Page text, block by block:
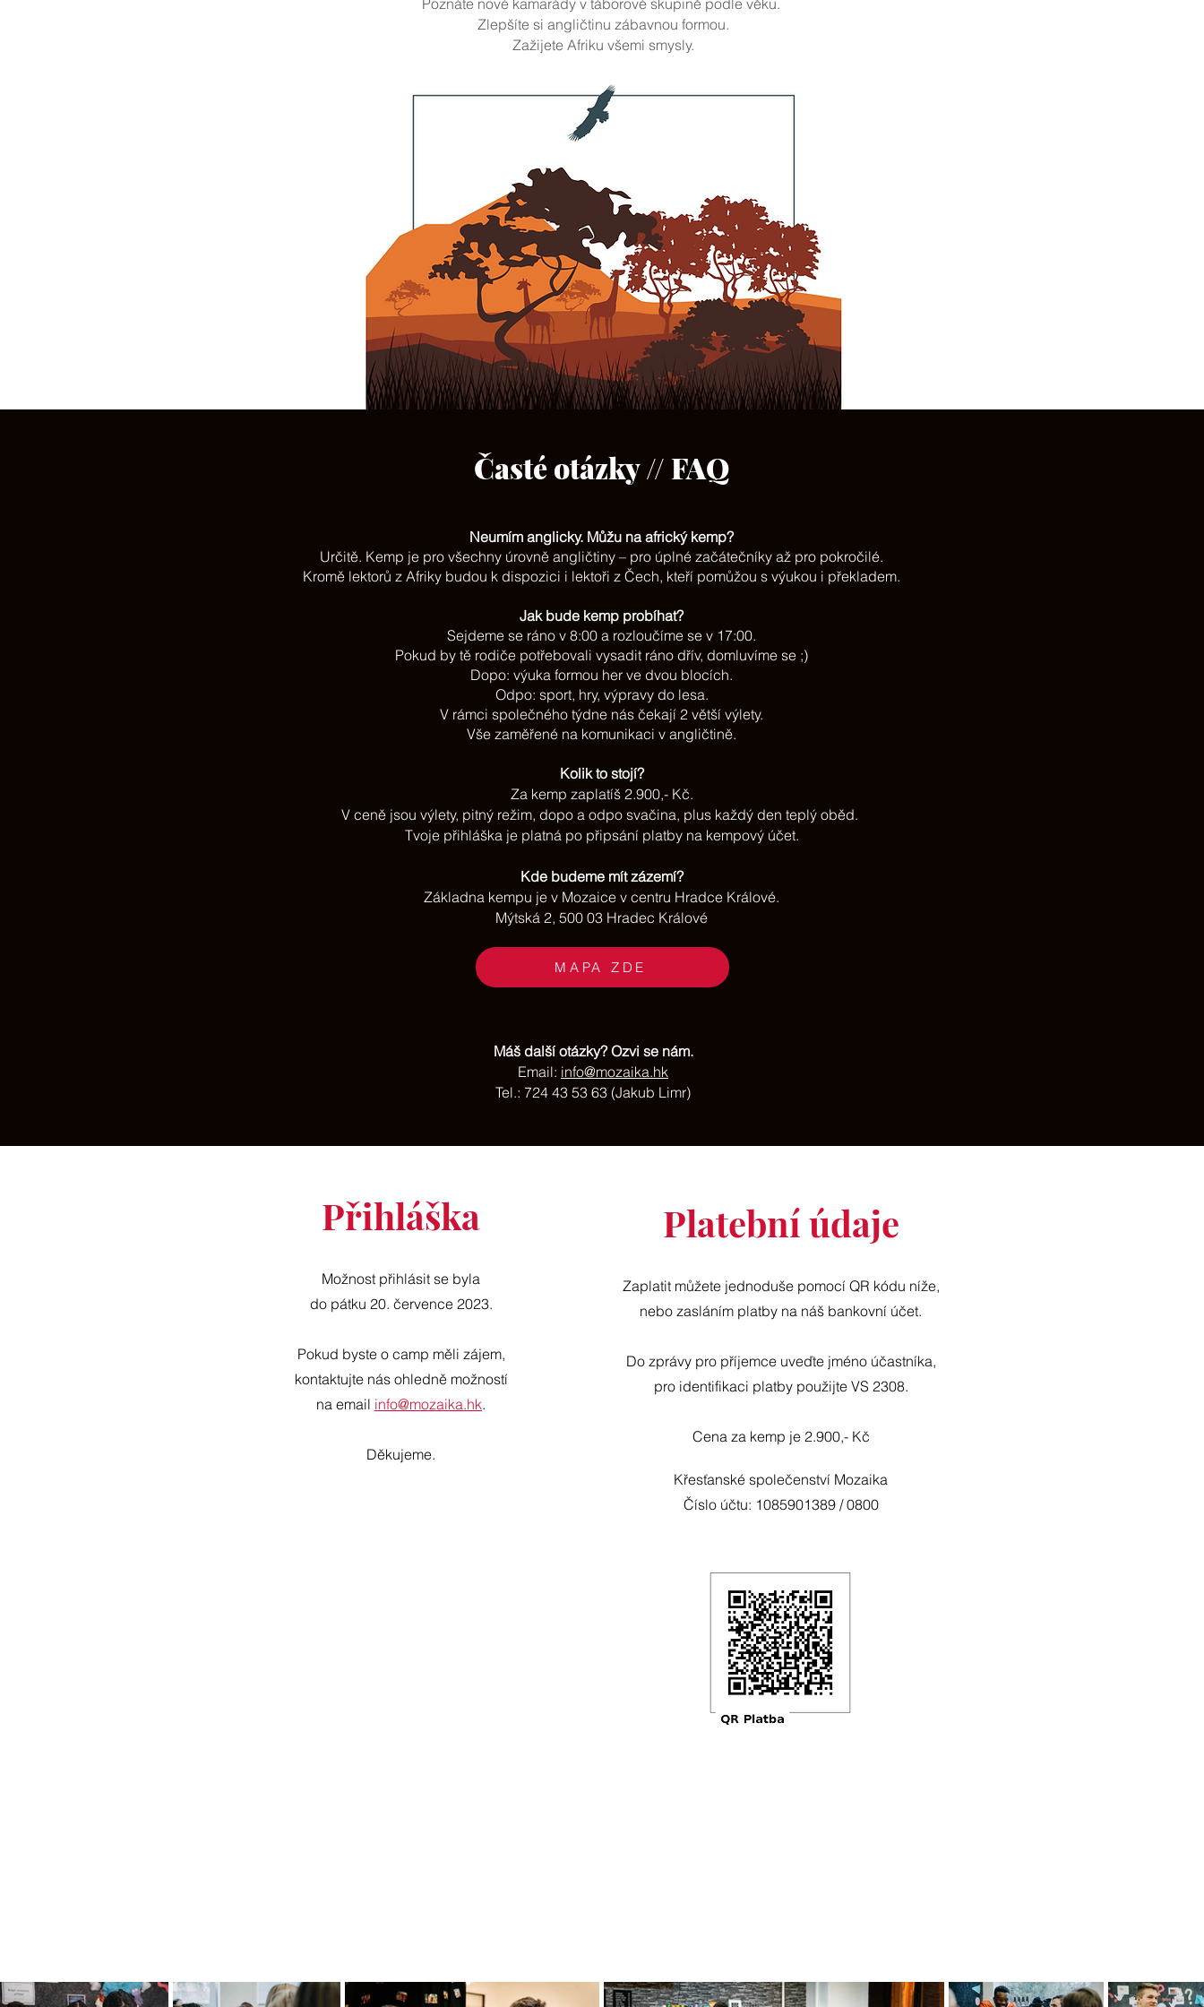
Poznáte nové kamarády v táborové skupině podle věku.
Zlepšíte si angličtinu zábavnou formou.
Zažijete Afriku všemi smysly.
Časté otázky // FAQ
Neumím anglicky. Můžu na africký kemp?
Určitě. Kemp je pro všechny úrovně angličtiny – pro úplné začátečníky až pro pokročilé.
Kromě lektorů z Afriky budou k dispozici i lektoři z Čech, kteří pomůžou s výukou i překladem.
Jak bude kemp probíhat?
Sejdeme se ráno v 8:00 a rozloučíme se v 17:00.
Pokud by tě rodiče potřebovali vysadit ráno dřív, domluvíme se ;)
Dopo: výuka formou her ve dvou blocích.
Odpo: sport, hry, výpravy do lesa.
V rámci společného týdne nás čekají 2 větší výlety.
Vše zaměřené na komunikaci v angličtině.
Kolik to stojí?
Za kemp zaplatíš 2.900,- Kč.
V ceně jsou výlety, pitný režim, dopo a odpo svačina, plus každý den teplý oběd.
Tvoje přihláška je platná po připsání platby na kempový účet.
Kde budeme mít zázemí?
Základna kempu je v Mozaice v centru Hradce Králové.
Mýtská 2, 500 03 Hradec Králové
MAPA ZDE
Máš další otázky? Ozvi se nám.
Email: info@mozaika.hk
Tel.: 724 43 53 63 (Jakub Limr)
Přihláška
Možnost přihlásit se byla
do pátku 20. července 2023.
Pokud byste o camp měli zájem,
kontaktujte nás ohledně možností
na email info@mozaika.hk.
Děkujeme.
Platební údaje
Zaplatit můžete jednoduše pomocí QR kódu níže,
nebo zasláním platby na náš bankovní účet.
Do zprávy pro příjemce uveďte jméno účastníka,
pro identifikaci platby použijte VS 2308.
Cena za kemp je 2.900,- Kč
Křesťanské společenství Mozaika
Číslo účtu: 1085901389 / 0800